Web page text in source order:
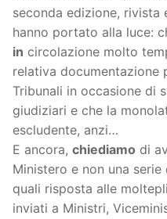
seconda edizione, rivista
hanno portato alla luce:
in circolazione molto
relativa documentazione
Tribunali in occasione di
giudiziari e che la
escludente, anzi…
E ancora, chiediamo di
Ministero e non una
quali risposta alle
inviati a Ministri,